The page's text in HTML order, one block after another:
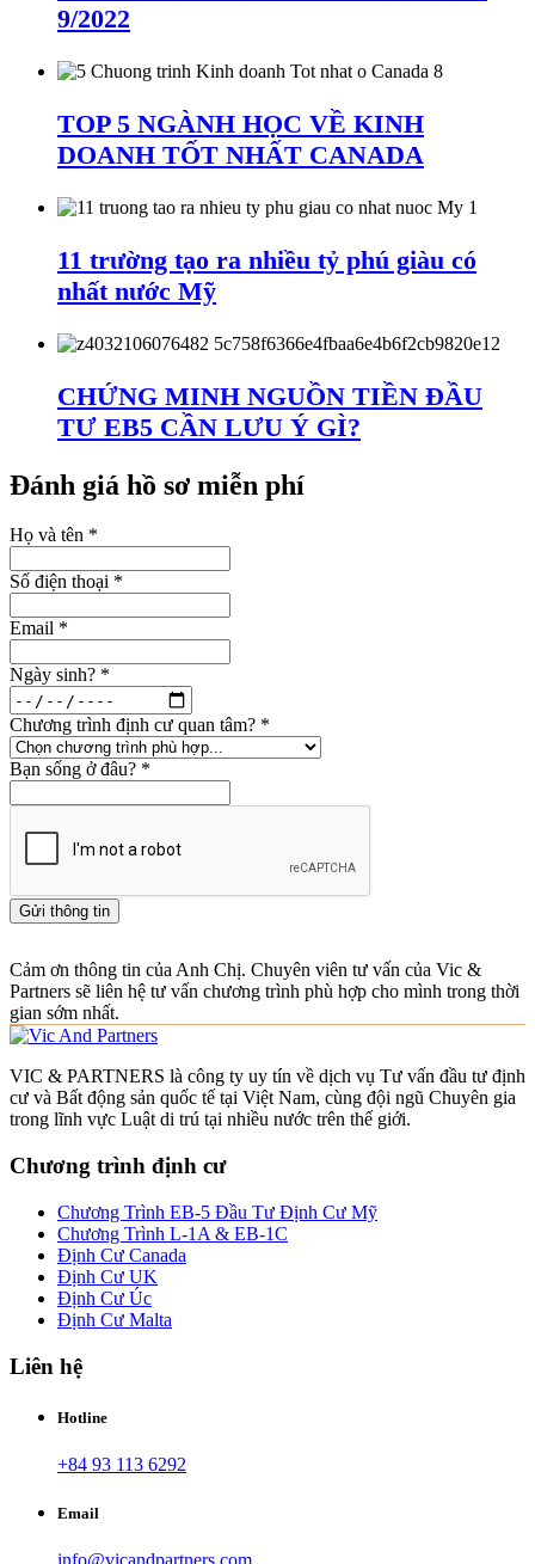
9/2022
TOP 5 NGÀNH HỌC VỀ KINH
DOANH TỐT NHẤT CANADA
11 trường tạo ra nhiều tỷ phú giàu có
nhất nước Mỹ
CHỨNG MINH NGUỒN TIỀN ĐẦU
TƯ EB5 CẦN LƯU Ý GÌ?
Đánh giá hồ sơ miễn phí
Họ và tên *
Số điện thoại *
Email *
Ngày sinh? *
Chương trình định cư quan tâm? *
Bạn sống ở đâu? *
Gửi thông tin
Cảm ơn thông tin của Anh Chị. Chuyên viên tư vấn của Vic &
Partners sẽ liên hệ tư vấn chương trình phù hợp cho mình trong thời
gian sớm nhất.
VIC & PARTNERS là công ty uy tín về dịch vụ Tư vấn đầu tư định
cư và Bất động sản quốc tế tại Việt Nam, cùng đội ngũ Chuyên gia
trong lĩnh vực Luật di trú tại nhiều nước trên thế giới.
Chương trình định cư
Chương Trình EB-5 Đầu Tư Định Cư Mỹ
Chương Trình L-1A & EB-1C
Định Cư Canada
Định Cư UK
Định Cư Úc
Định Cư Malta
Liên hệ
Hotline
+84 93 113 6292
Email